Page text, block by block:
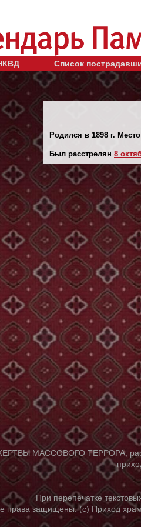
Список
Родился в 1898 г.
Был расстрелян 8
МАССОВОГО ТЕРРОРА,
При перепечатке
права защищены. (с) Приход